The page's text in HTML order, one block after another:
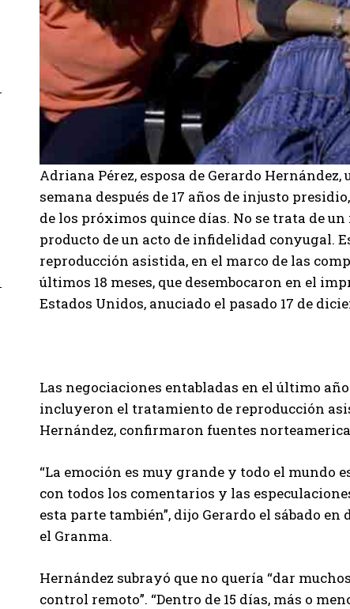
Adriana Pérez, esposa de Gerardo
semana después de 17 años de injusto
de los próximos quince días. No se trata de
producto de un acto de infidelidad conyugal.
reproducción asistida, en el marco de las
últimos 18 meses, que desembocaron en el
Estados Unidos, anuciado el pasado 17 de
Las negociaciones entabladas en el último
incluyeron el tratamiento de reproducción
Hernández, confirmaron fuentes
“La emoción es muy grande y todo el
con todos los comentarios y las
esta parte también”, dijo Gerardo el sábado
el Granma.
Hernández subrayó que no quería “dar
control remoto”. “Dentro de 15 días, más o